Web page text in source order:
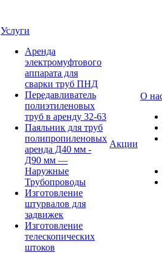
Услуги
Аренда
электромуфтового
аппарата для
сварки труб ПНД
Передавливатель
полиэтиленовых
труб в аренду 32-63
Паяльник для труб
полипропиленовых
аренда Д40 мм -
Д90 мм —
Наружные
Трубопроводы
Изготовление
штурвалов для
задвижек
Изготовление
телескопических
штоков
Акции
О